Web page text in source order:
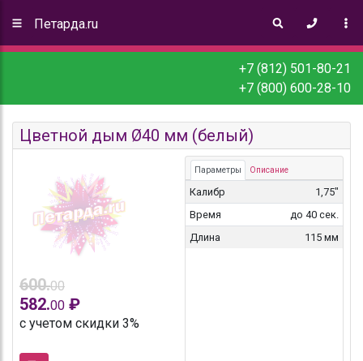
Петарда.ru
+7 (812) 501-80-21
+7 (800) 600-28-10
Цветной дым Ø40 мм (белый)
600.00
582.00 ₽
с учетом скидки 3%
Параметры Описание
Калибр
1,75"
Время
до 40 сек.
Длина
115 мм